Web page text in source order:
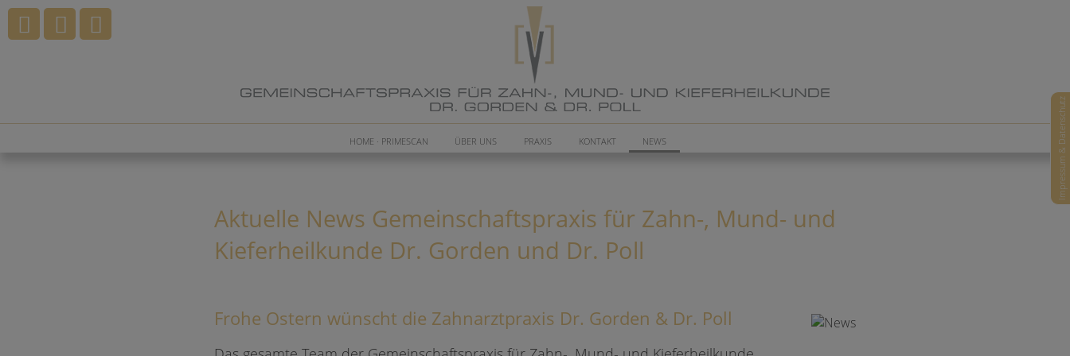
Impressum & Datenschutz
HOME · PRIMESCAN ÜBER UNS PRAXIS KONTAKT NEWS
Aktuelle News Gemeinschaftspraxis für Zahn-, Mund- und
Kieferheilkunde Dr. Gorden und Dr. Poll
Frohe Ostern wünscht die Zahnarztpraxis Dr. Gorden & Dr. Poll